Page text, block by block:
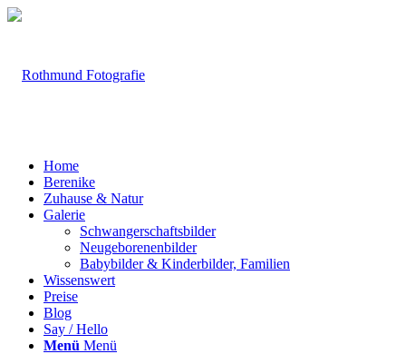
Home
Berenike
Zuhause & Natur
Galerie
Schwangerschaftsbilder
Neugeborenenbilder
Babybilder & Kinderbilder, Familien
Wissenswert
Preise
Blog
Say / Hello
Menü Menü